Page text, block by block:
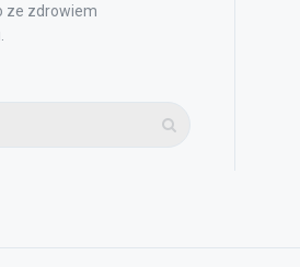
ze zdrowiem